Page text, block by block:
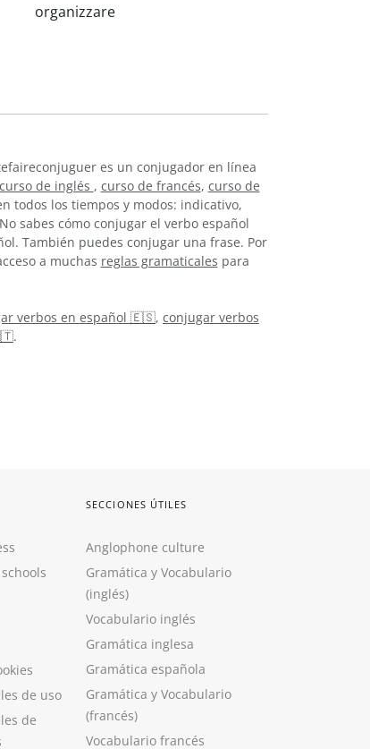
organizzare
es un conjugador en línea
curso de inglés , curso de francés, curso de
todos los tiempos y modos: indicativo,
sabes cómo conjugar el verbo español
También puedes conjugar una frase. Por
a muchas reglas gramaticales para
verbos en español 🇪🇸, conjugar verbos
.
de uso
de
SECCIONES ÚTILES
Anglophone culture
Gramática y Vocabulario
(inglés)
Vocabulario inglés
Gramática inglesa
Gramática española
Gramática y Vocabulario
(francés)
Vocabulario francés